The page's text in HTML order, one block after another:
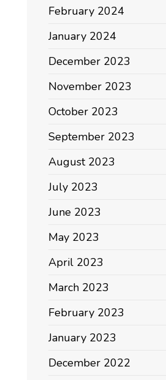
February 2024
January 2024
December 2023
November 2023
October 2023
September 2023
August 2023
July 2023
June 2023
May 2023
April 2023
March 2023
February 2023
January 2023
December 2022